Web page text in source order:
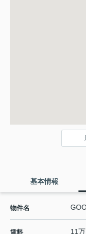
基本情報
物件名
賃料 11